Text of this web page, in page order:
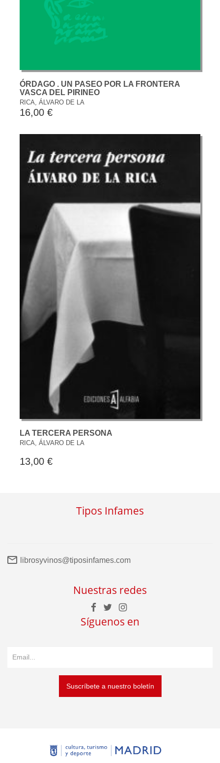
ÓRDAGO . UN PASEO POR LA FRONTERA
VASCA DEL PIRINEO
RICA, ÁLVARO DE LA
16,00 €
LA TERCERA PERSONA
RICA, ÁLVARO DE LA
13,00 €
Tipos Infames
librosyvinos@tiposinfames.com
Nuestras redes
Síguenos en
Suscríbete a nuestro boletín